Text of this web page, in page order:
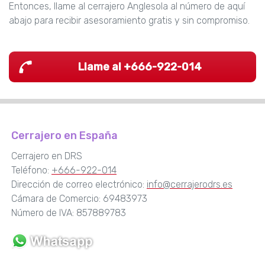
Entonces, llame al cerrajero Anglesola al número de aquí
abajo para recibir asesoramiento gratis y sin compromiso.
Llame al +666-922-014
Cerrajero en España
Cerrajero en DRS
Teléfono: +666-922-014
Dirección de correo electrónico: info@cerrajerodrs.es
Cámara de Comercio: 69483973
Número de IVA: 857889783